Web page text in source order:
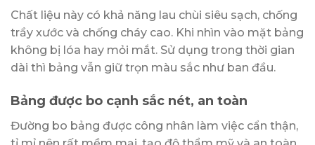
Chất liệu này có khả năng lau chùi siêu sạch, chống
trầy xước và chống cháy cao. Khi nhìn vào mặt bảng
không bị lóa hay mỏi mắt. Sử dụng trong thời gian
dài thì bảng vẫn giữ trọn màu sắc như ban đầu.
Bảng được bo cạnh sắc nét, an toàn
Đường bo bảng được công nhân làm việc cẩn thận,